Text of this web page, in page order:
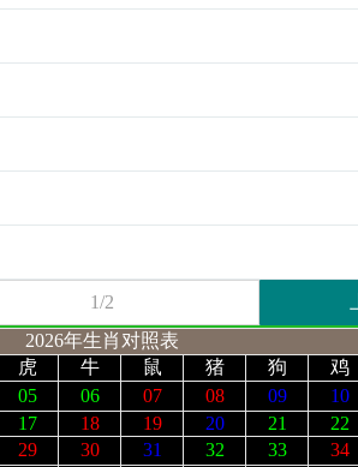
1/2
2026年生肖对照表
虎 牛 鼠 猪 狗 鸡
05 06 07 08 09 10
17 18 19 20 21 22
29 30 31 32 33 34